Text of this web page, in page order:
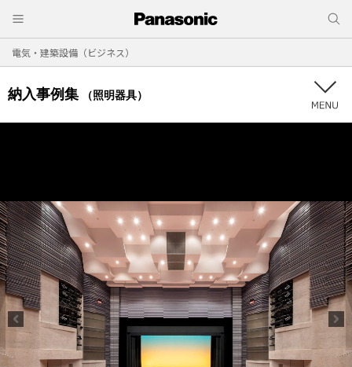
電気・建築設備（ビジネス）
納入事例集 （照明器具）